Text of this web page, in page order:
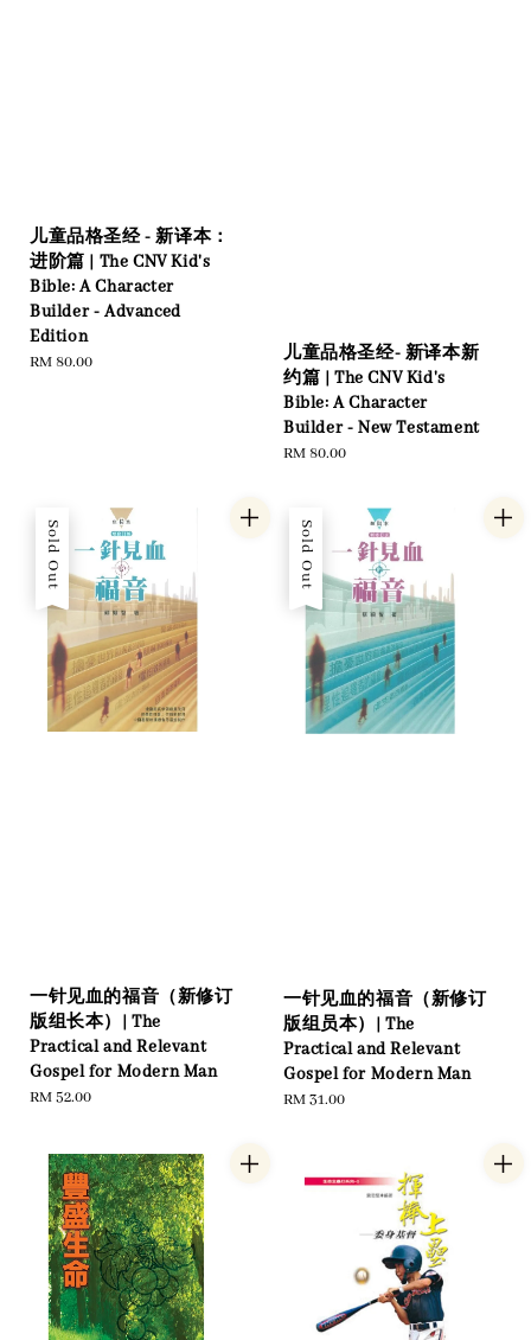
儿童品格圣经 - 新译本：
进阶篇 | The CNV Kid's
Bible: A Character
Builder - Advanced
Edition
Regular
RM 80.00
儿童品格圣经- 新译本新
约篇 | The CNV Kid's
Bible: A Character
Builder - New Testament
Regular
RM 80.00
Sold Out
一针见血的福音（新修订
版组长本）| The
Practical and Relevant
Gospel for Modern Man
Regular
RM 52.00
Sold Out
一针见血的福音（新修订
版组员本）| The
Practical and Relevant
Gospel for Modern Man
Regular
RM 31.00